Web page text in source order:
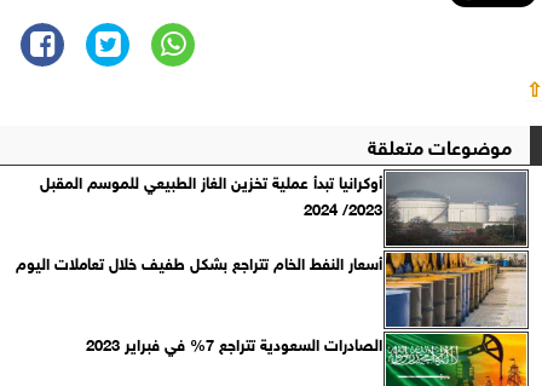
⇧
موضوعات متعلقة
أوكرانيا تبدأ عملية تخزين الغاز الطبيعي للموسم المقبل
2023/ 2024
أسعار النفط الخام تتراجع بشكل طفيف خلال تعاملات اليوم
الصادرات السعودية تتراجع 7% في فبراير 2023